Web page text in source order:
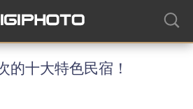
的十大特色民宿！